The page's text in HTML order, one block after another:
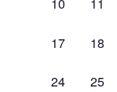
0 eventos,
17 0
18
0 eventos,
24 0
25